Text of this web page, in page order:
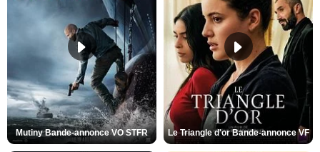
Mutiny Bande-annonce VO STFR Le Triangle d'or Bande-annonce VF